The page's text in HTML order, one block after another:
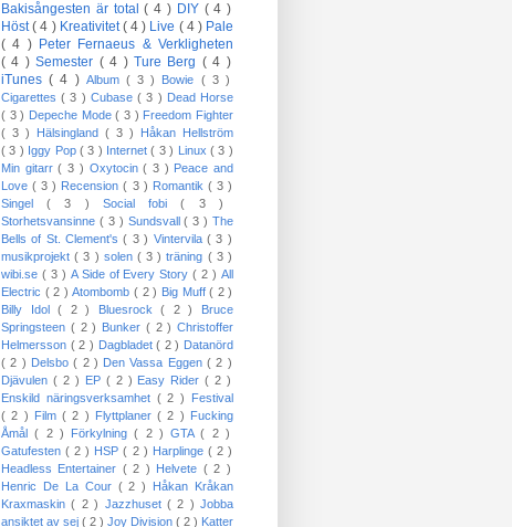
Bakisångesten är total( 4 ) DIY ( 4 )
Höst( 4 ) Kreativitet( 4 ) Live ( 4 ) Pale
( 4 ) Peter Fernaeus & Verkligheten
( 4 )Semester ( 4 ) Ture Berg ( 4 )
iTunes( 4 ) Album ( 3 ) Bowie ( 3 )
Cigarettes( 3 ) Cubase( 3 ) Dead Horse
( 3 ) Depeche Mode( 3 ) Freedom Fighter
( 3 ) Hälsingland ( 3 ) Håkan Hellström
( 3 ) Iggy Pop ( 3 ) Internet( 3 ) Linux ( 3 )
Min gitarr( 3 ) Oxytocin( 3 ) Peace and
Love( 3 ) Recension( 3 ) Romantik ( 3 )
Singel( 3 ) Social fobi( 3 )
Storhetsvansinne ( 3 ) Sundsvall( 3 ) The
Bells of St. Clement's( 3 ) Vintervila ( 3 )
musikprojekt( 3 ) solen ( 3 )träning ( 3 )
wibi.se ( 3 ) A Side of Every Story( 2 )All
Electric ( 2 )Atombomb( 2 ) Big Muff( 2 )
Billy Idol( 2 ) Bluesrock( 2 ) Bruce
Springsteen ( 2 ) Bunker ( 2 ) Christoffer
Helmersson ( 2 ) Dagbladet( 2 ) Datanörd
( 2 ) Delsbo( 2 ) Den Vassa Eggen( 2 )
Djävulen ( 2 ) EP ( 2 ) Easy Rider( 2 )
Enskild näringsverksamhet ( 2 ) Festival
( 2 ) Film( 2 ) Flyttplaner( 2 ) Fucking
Åmål( 2 ) Förkylning( 2 ) GTA( 2 )
Gatufesten( 2 ) HSP( 2 ) Harplinge ( 2 )
Headless Entertainer ( 2 ) Helvete ( 2 )
Henric De La Cour ( 2 ) Håkan Kråkan
Kraxmaskin( 2 ) Jazzhuset ( 2 ) Jobba
ansiktet av sej ( 2 ) Joy Division ( 2 ) Katter